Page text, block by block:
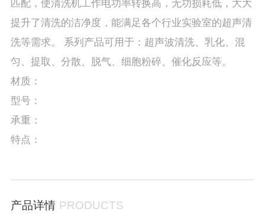
匹配，使清洗机工作电功率转换高，无功损耗低，大大
提升了清洗的洁净度，能满足各个行业实验室的超声清
洗等需求。 系列产品可用于：超声波清洗、乳化、混
匀、提取、分散、脱气、细胞粉碎、催化反应等。
材质：
型号：
承重：
特点：
产品详情 PRODUCTS